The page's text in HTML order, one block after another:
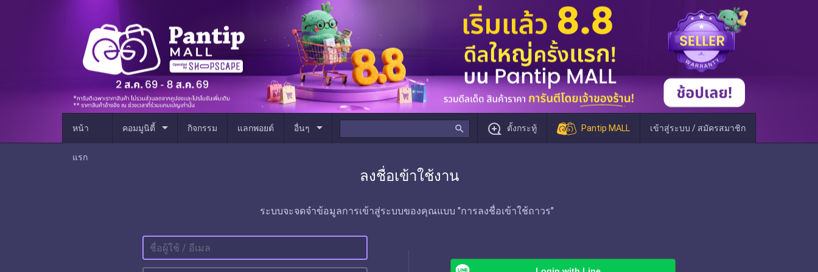
หน้า
แรก
คอมมูนิตี้ arrow_drop_down กิจกรรม แลกพอยต์ อื่นๆ arrow_drop_down search ตั้งกระทู้ Pantip MALL เข้าสู่ระบบ / สมัครสมาชิก
ลงชื่อเข้าใช้งาน
ระบบจะจดจำข้อมูลการเข้าสู่ระบบของคุณแบบ "การลงชื่อเข้าใช้ถาวร"